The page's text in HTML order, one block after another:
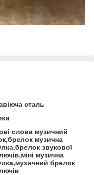
сталь
слова музичний
музична
звукової
музична
брелок